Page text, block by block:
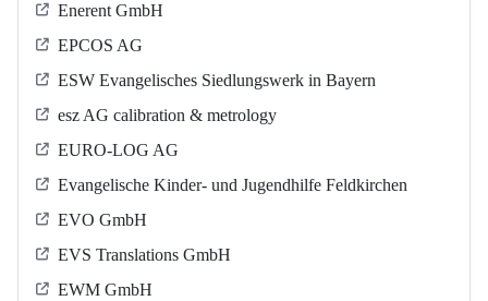
Enerent GmbH
EPCOS AG
ESW Evangelisches Siedlungswerk in Bayern
esz AG calibration & metrology
EURO-LOG AG
Evangelische Kinder- und Jugendhilfe Feldkirchen
EVO GmbH
EVS Translations GmbH
EWM GmbH